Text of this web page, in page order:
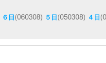
６日(060308) ５日(050308) ４日